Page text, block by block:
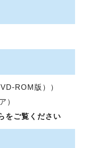
ROM版））
）
をご覧ください